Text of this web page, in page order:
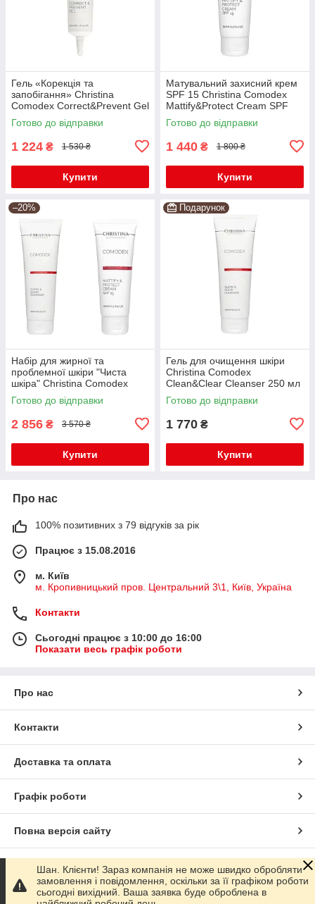
Гель «Корекція та
запобігання» Christina
Comodex Correct&Prevent Gel
30 мл
Готово до відправки
1 224 ₴ 1 530 ₴
Купити
Матувальний захисний крем
SPF 15 Christina Comodex
Mattify&Protect Cream SPF
15, 75 мл
Готово до відправки
1 440 ₴ 1 800 ₴
Купити
–20%
Набір для жирної та
проблемної шкіри "Чиста
шкіра" Christina Comodex
Готово до відправки
2 856 ₴ 3 570 ₴
Купити
Подарунок
Гель для очищення шкіри
Christina Comodex
Clean&Clear Cleanser 250 мл
Готово до відправки
1 770 ₴
Купити
Про нас
100% позитивних з 79 відгуків за рік
Працює з 15.08.2016
м. Київ
м. Кропивницький пров. Центральний 3\1, Київ, Україна
Контакти
Сьогодні працює з 10:00 до 16:00
Показати весь графік роботи
Про нас
Контакти
Доставка та оплата
Графік роботи
Повна версія сайту
Сайт створено на маркетплейсі
Політика конфіденційності
Шан. Клієнти! Зараз компанія не може швидко обробляти
замовлення і повідомлення, оскільки за її графіком роботи
сьогодні вихідний. Ваша заявка буде оброблена в